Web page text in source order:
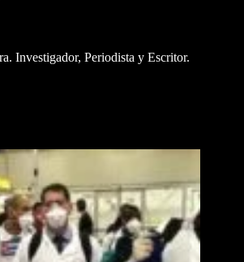
Investigador, Periodista y Escritor.